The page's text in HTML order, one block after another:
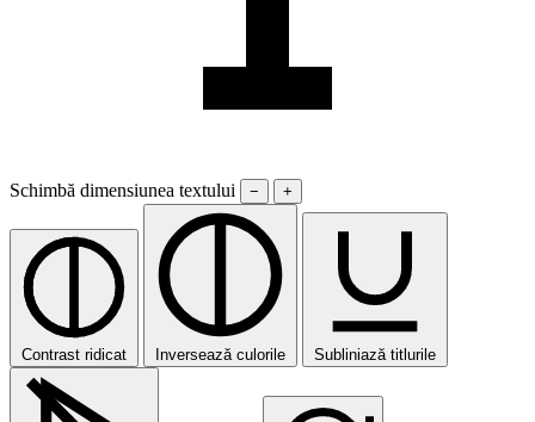
Schimbă dimensiunea textului − +
Contrast ridicat Inversează culorile Subliniază titlurile